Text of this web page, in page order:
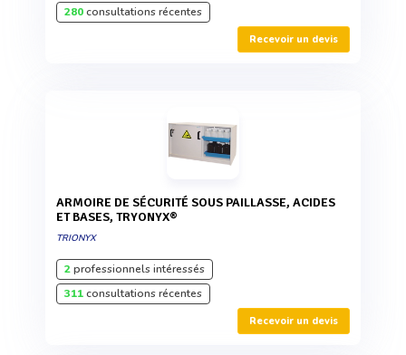
280consultations récentes
Recevoir un devis
ARMOIRE DE SÉCURITÉ SOUS PAILLASSE, ACIDES
ET BASES, TRYONYX®
TRIONYX
2professionnels intéressés
311consultations récentes
Recevoir un devis